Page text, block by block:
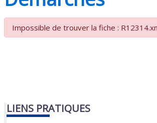
Impossible de trouver la fiche :
LIENS PRATIQUES